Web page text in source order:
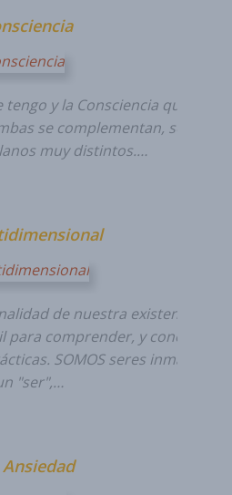
tengo y la Consciencia que soy
se complementan, se
muy distintos.…
de nuestra existencia es
para comprender, y conocerla
SOMOS seres
"ser",…